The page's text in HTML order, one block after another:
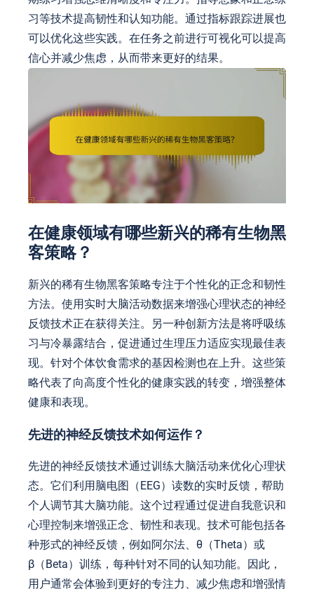
习等技术提高韧性和认知功能。通过指标跟踪进展也
可以优化这些实践。在任务之前进行可视化可以提高
信心并减少焦虑，从而带来更好的结果。
在健康领域有哪些新兴的稀有生物黑
客策略？
新兴的稀有生物黑客策略专注于个性化的正念和韧性
方法。使用实时大脑活动数据来增强心理状态的神经
反馈技术正在获得关注。另一种创新方法是将呼吸练
习与冷暴露结合，促进通过生理压力适应实现最佳表
现。针对个体饮食需求的基因检测也在上升。这些策
略代表了向高度个性化的健康实践的转变，增强整体
健康和表现。
先进的神经反馈技术如何运作？
先进的神经反馈技术通过训练大脑活动来优化心理状
态。它们利用脑电图（EEG）读数的实时反馈，帮助
个人调节其大脑功能。这个过程通过促进自我意识和
心理控制来增强正念、韧性和表现。技术可能包括各
种形式的神经反馈，例如阿尔法、θ（Theta）或
β（Beta）训练，每种针对不同的认知功能。因此，
用户通常会体验到更好的专注力、减少焦虑和增强情